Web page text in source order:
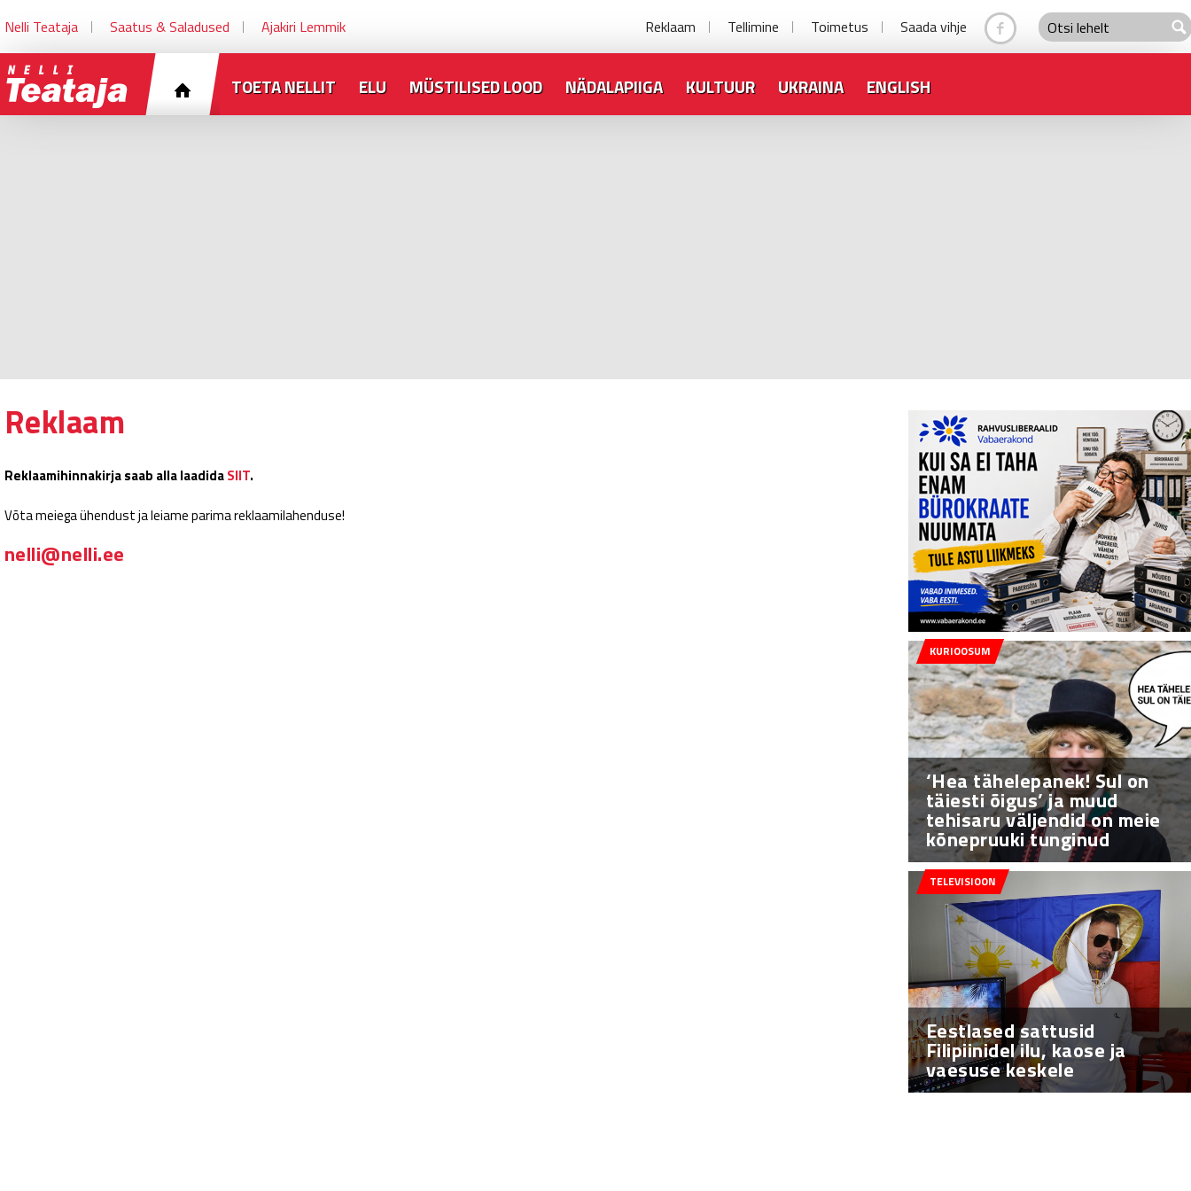
Nelli Teataja Saatus & Saladused Ajakiri Lemmik Reklaam Tellimine Toimetus Saada vihje
TOETA NELLIT ELU MÜSTILISED LOOD NÄDALAPIIGA KULTUUR UKRAINA ENGLISH
Reklaam
Reklaamihinnakirja saab alla laadidaSIIT.
Võta meiega ühendust ja leiame parima reklaamilahenduse!
nelli@nelli.ee
KURIOOSUM
‘Hea tähelepanek! Sul on
täiesti õigus’ ja muud
tehisaru väljendid on meie
kõnepruuki tunginud
TELEVISIOON
Eestlased sattusid
Filipiinidel ilu, kaose ja
vaesuse keskele